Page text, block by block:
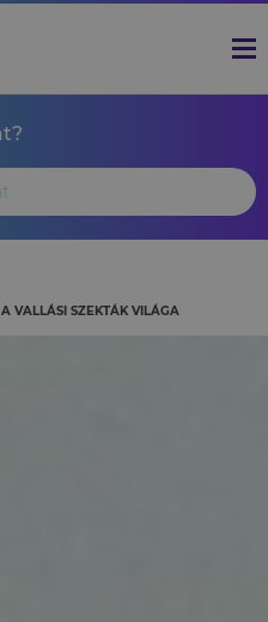
A VALLÁSI SZEKTÁK VILÁGA